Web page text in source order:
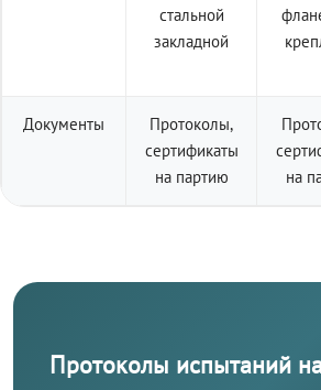
стальной
закладной
Документы
Протоколы,
сертификаты
на партию
на
Протоколы испытаний